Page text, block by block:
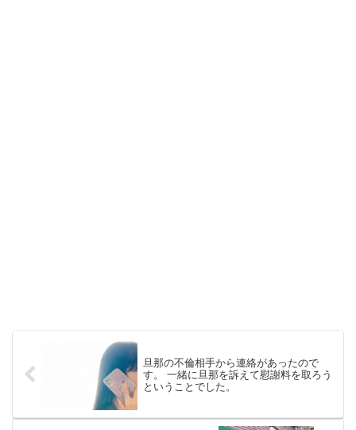
旦那の不倫相手から連絡があったので
す。 一緒に旦那を訴えて慰謝料を取ろう
ということでした。